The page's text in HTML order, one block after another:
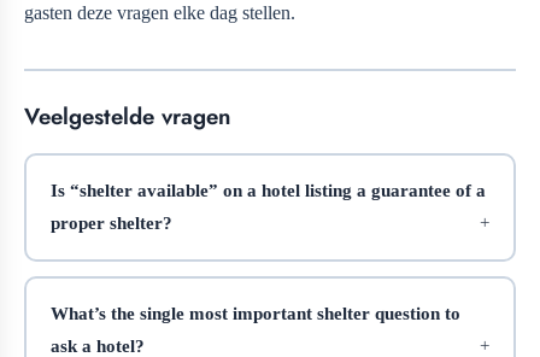
gasten deze vragen elke dag stellen.
Veelgestelde vragen
Is “shelter available” on a hotel listing a guarantee of a
proper shelter?
What’s the single most important shelter question to
ask a hotel?